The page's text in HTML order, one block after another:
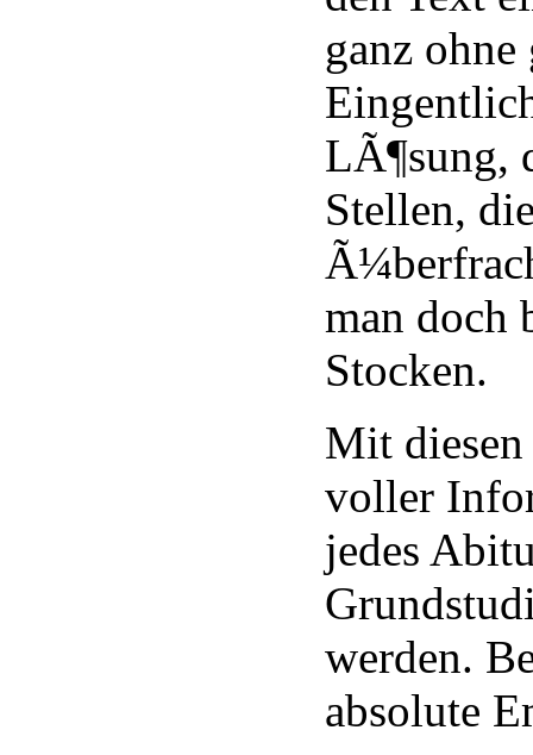
ganz
LÃ¶sung,
Stellen,
man doch
Stocken.
Mit
voller
jedes
werden.
absolute